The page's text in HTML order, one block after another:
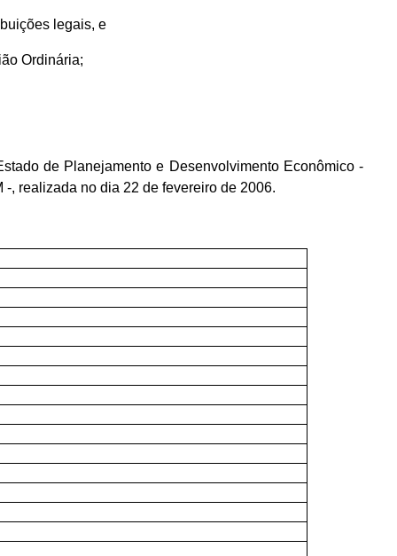
legais, e
Ordinária;
de Planejamento e Desenvolvimento Econômico -
, realizada no dia 22 de fevereiro de 2006.